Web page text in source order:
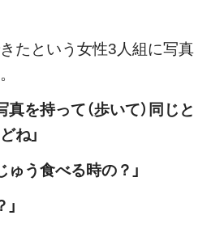
たという女性3人組に写真
真を持って（歩いて）同じと
ね」
ゅう食べる時の？」